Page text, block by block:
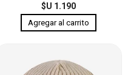
$U 1.190